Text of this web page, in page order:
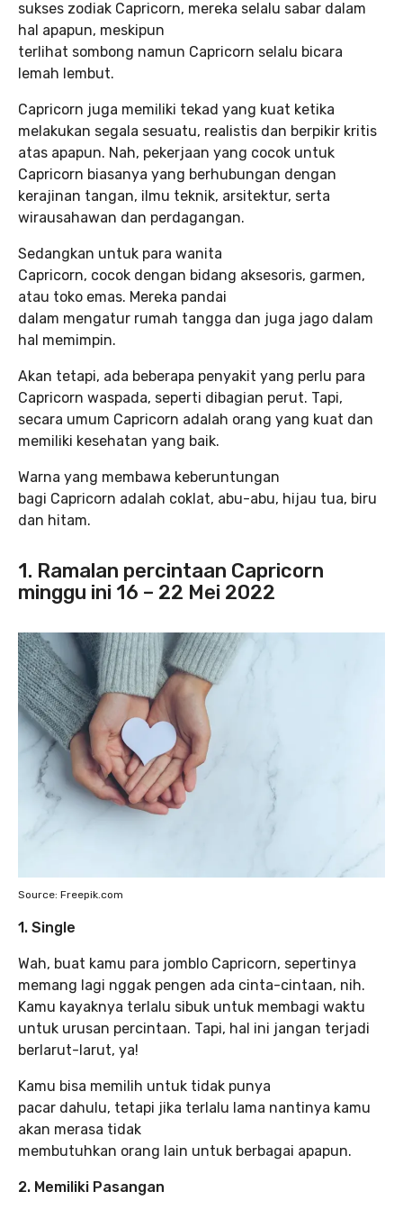
sukses zodiak Capricorn, mereka selalu sabar dalam
hal apapun, meskipun
terlihat sombong namun Capricorn selalu bicara
lemah lembut.
Capricorn juga memiliki tekad yang kuat ketika
melakukan segala sesuatu, realistis dan berpikir kritis
atas apapun. Nah, pekerjaan yang cocok untuk
Capricorn biasanya yang berhubungan dengan
kerajinan tangan, ilmu teknik, arsitektur, serta
wirausahawan dan perdagangan.
Sedangkan untuk para wanita
Capricorn, cocok dengan bidang aksesoris, garmen,
atau toko emas. Mereka pandai
dalam mengatur rumah tangga dan juga jago dalam
hal memimpin.
Akan tetapi, ada beberapa penyakit yang perlu para
Capricorn waspada, seperti dibagian perut. Tapi,
secara umum Capricorn adalah orang yang kuat dan
memiliki kesehatan yang baik.
Warna yang membawa keberuntungan
bagi Capricorn adalah coklat, abu-abu, hijau tua, biru
dan hitam.
1. Ramalan percintaan Capricorn
minggu ini 16 – 22 Mei 2022
Source: Freepik.com
1. Single
Wah, buat kamu para jomblo Capricorn, sepertinya
memang lagi nggak pengen ada cinta-cintaan, nih.
Kamu kayaknya terlalu sibuk untuk membagi waktu
untuk urusan percintaan. Tapi, hal ini jangan terjadi
berlarut-larut, ya!
Kamu bisa memilih untuk tidak punya
pacar dahulu, tetapi jika terlalu lama nantinya kamu
akan merasa tidak
membutuhkan orang lain untuk berbagai apapun.
2. Memiliki Pasangan